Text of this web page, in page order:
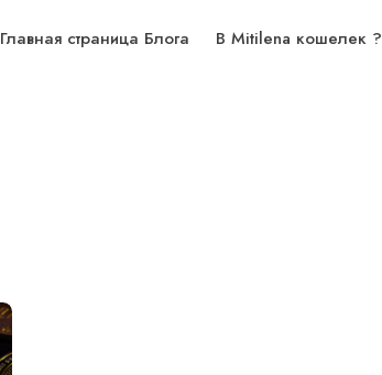
Главная страница Блога В Mitilena кошелек ?